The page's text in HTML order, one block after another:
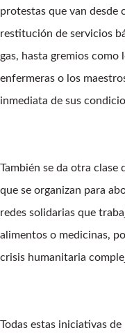
protestas que van desde
restitución de servicios
gas, hasta gremios
enfermeras o los
inmediata de sus
También se da otra clase
que se organizan para
redes solidarias que
alimentos o medicinas,
crisis humanitaria
Todas estas iniciativas